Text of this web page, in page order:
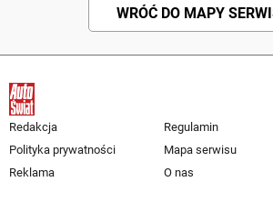
WRÓĆ DO MAPY
Redakcja
Regulamin
Polityka prywatności
Mapa serwisu
Reklama
O nas